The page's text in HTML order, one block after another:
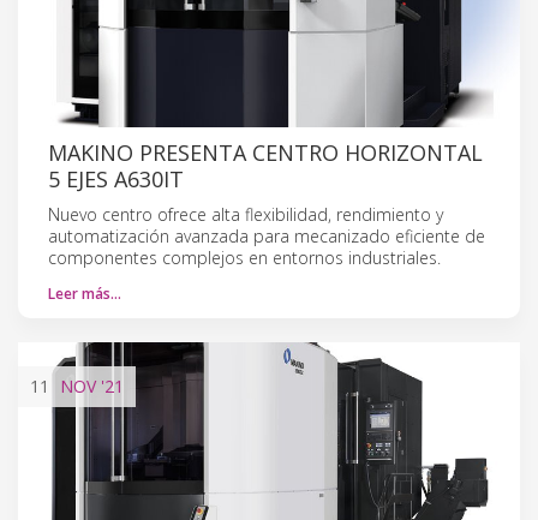
MAKINO PRESENTA CENTRO HORIZONTAL
5 EJES A630IT
Nuevo centro ofrece alta flexibilidad, rendimiento y
automatización avanzada para mecanizado eficiente de
componentes complejos en entornos industriales.
Leer más…
11 NOV'21